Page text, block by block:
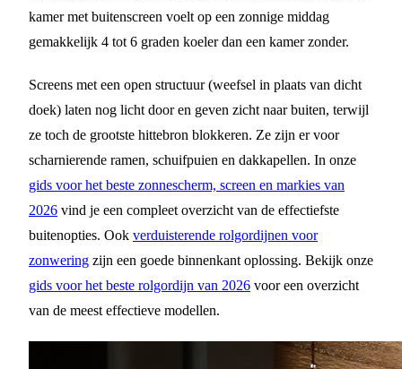
kamer met buitenscreen voelt op een zonnige middag
gemakkelijk 4 tot 6 graden koeler dan een kamer zonder.
Screens met een open structuur (weefsel in plaats van dicht
doek) laten nog licht door en geven zicht naar buiten, terwijl
ze toch de grootste hittebron blokkeren. Ze zijn er voor
scharnierende ramen, schuifpuien en dakkapellen. In onze
gids voor het beste zonnescherm, screen en markies van
2026 vind je een compleet overzicht van de effectiefste
buitenopties. Ook verduisterende rolgordijnen voor
zonwering zijn een goede binnenkant oplossing. Bekijk onze
gids voor het beste rolgordijn van 2026 voor een overzicht
van de meest effectieve modellen.